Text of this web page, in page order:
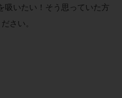
吸いたい！そう思っていた方
さい。